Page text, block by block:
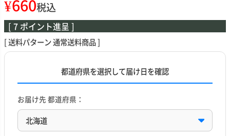
¥660税込
[ 7 ポイント進呈 ]
送料パターン通常送料商品
都道府県を選択して届け日を確認
お届け先 都道府県：